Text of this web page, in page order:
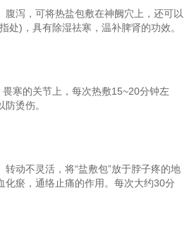
泻，可将热盐包敷在神阙穴上，还可以
处)，具有除湿祛寒，温补脾肾的功效。
寒的关节上，每次热敷15~20分钟左
烫伤。
动不灵活，将“盐敷包”放于脖子疼的地
化瘀，通络止痛的作用。每次大约30分